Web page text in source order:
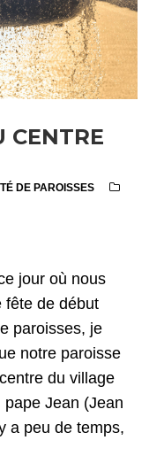
CENTRE
DE PAROISSES
jour où nous
fête de début
paroisses, je
notre paroisse
du village
Jean (Jean
a peu de temps,